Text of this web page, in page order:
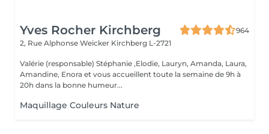
Yves Rocher Kirchberg
964
2, Rue Alphonse Weicker Kirchberg L-2721
Valérie (responsable) Stéphanie ,Elodie, Lauryn, Amanda, Laura,
Amandine, Enora et vous accueillent toute la semaine de 9h à
20h dans la bonne humeur...
Maquillage Couleurs Nature